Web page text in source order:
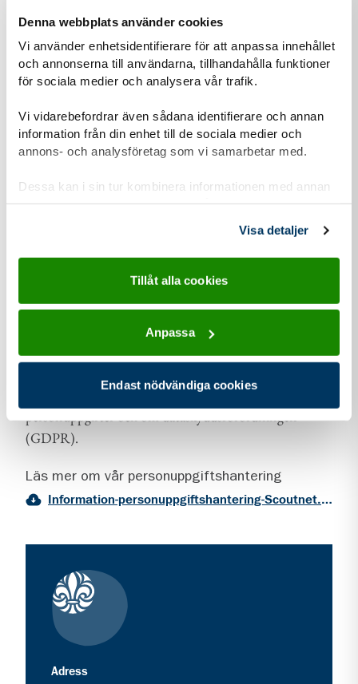
Denna webbplats använder cookies
Vi använder enhetsidentifierare för att anpassa innehållet
och annonserna till användarna, tillhandahålla funktioner
för sociala medier och analysera vår trafik.
Vi vidarebefordrar även sådana identifierare och annan
information från din enhet till de sociala medier och
annons- och analysföretag som vi samarbetar med.
Dessa kan i sin tur kombinera informationen med annan
information som du har tillhandahållit eller som de har
Visa detaljer
Tillåt alla cookies
Anpassa
Endast nödvändiga cookies
Om du har barn som vill vara med, hur gamla är den/de?
Hur hittade du hit?
Annons i sociala medier
Jag letade själv upp information
En vän/partner tipsade mig
Submit
Därför vill vi berätta om vår hantering av
personuppgifter och om dataskyddsförordningen
(GDPR).
Läs mer om vår personuppgiftshantering
Information-personuppgiftshantering-Scoutnet.pdf (PDF 129 KB)
Kontaktuppgifter
Adressadress för Övertorneå - var med och starta!